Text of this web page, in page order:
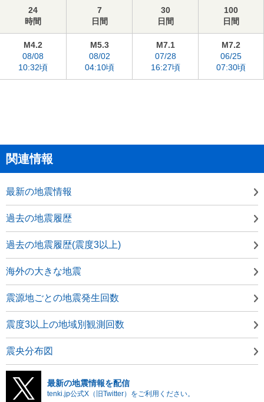
24
時間
7
日間
30
日間
100
日間
M4.2
08/08
10:32頃
M5.3
08/02
04:10頃
M7.1
07/28
16:27頃
M7.2
06/25
07:30頃
関連情報
最新の地震情報
過去の地震履歴
過去の地震履歴(震度3以上)
海外の大きな地震
震源地ごとの地震発生回数
震度3以上の地域別観測回数
震央分布図
最新の地震情報を配信
tenki.jp公式X（旧Twitter）をご利用ください。